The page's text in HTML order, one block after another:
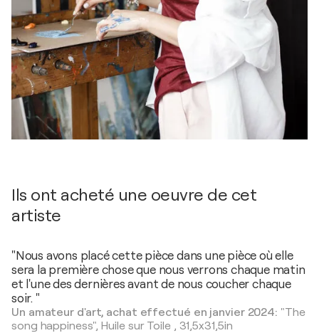
Ils ont acheté une oeuvre de cet
artiste
"Nous avons placé cette pièce dans une pièce où elle
sera la première chose que nous verrons chaque matin
et l'une des dernières avant de nous coucher chaque
soir. "
Un amateur d'art, achat effectué en janvier 2024: "The
song happiness", Huile sur Toile, 31,5x31,5in